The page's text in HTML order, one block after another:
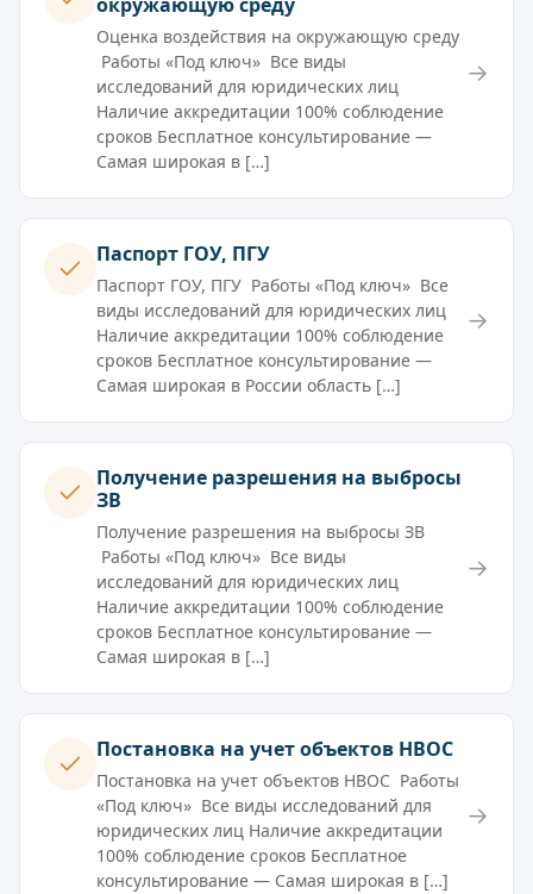
Оценка воздействия на окружающую среду
Работы «Под ключ» Все виды
исследований для юридических лиц
Наличие аккредитации 100% соблюдение
сроков Бесплатное консультирование —
Самая широкая в […]
→
Паспорт ГОУ, ПГУ
Паспорт ГОУ, ПГУ Работы «Под ключ» Все
виды исследований для юридических лиц
Наличие аккредитации 100% соблюдение
сроков Бесплатное консультирование —
Самая широкая в России область […]
→
Получение разрешения на выбросы
ЗВ
Получение разрешения на выбросы ЗВ
Работы «Под ключ» Все виды
исследований для юридических лиц
Наличие аккредитации 100% соблюдение
сроков Бесплатное консультирование —
Самая широкая в […]
→
Постановка на учет объектов НВОС
Постановка на учет объектов НВОС Работы
«Под ключ» Все виды исследований для
юридических лиц Наличие аккредитации
100% соблюдение сроков Бесплатное
консультирование — Самая широкая в […]
→